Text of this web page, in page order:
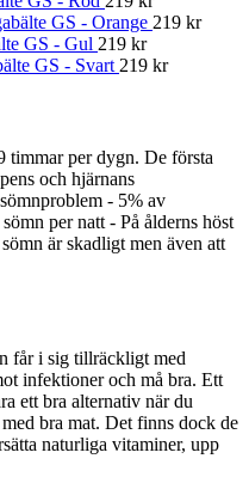
GS - Orange 219 kr
GS - Gul 219 kr
GS - Svart 219 kr
timmar per dygn. De första
och hjärnans
- 5% av
per natt - På ålderns höst
är skadligt men även att
får i sig tillräckligt med
infektioner och må bra. Ett
ett bra alternativ när du
bra mat. Det finns dock de
naturliga vitaminer, upp